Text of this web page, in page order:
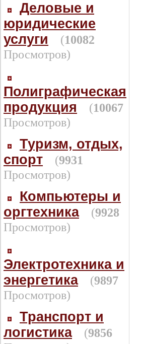
Деловые и
юридические
услуги
(10082
Просмотров)
Полиграфическая
продукция
(10067
Просмотров)
Туризм, отдых,
спорт
(9931
Просмотров)
Компьютеры и
оргтехника
(9928
Просмотров)
Электротехника и
энергетика
(9897
Просмотров)
Транспорт и
логистика
(9856